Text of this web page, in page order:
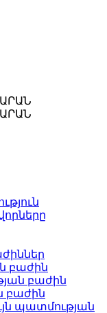
բաժին
բաժին
բաժին
պատմության